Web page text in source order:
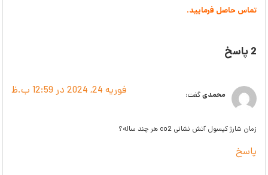
تماس حاصل فرمایید.
2 پاسخ
محمدیگفت: فوریه 24, 2024 در 12:59 ب.ظ
زمان شارژ کپسول آتش نشانی co2 هر چند ساله؟
پاسخ